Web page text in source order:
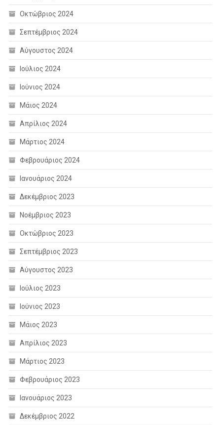
Οκτώβριος 2024
Σεπτέμβριος 2024
Αύγουστος 2024
Ιούλιος 2024
Ιούνιος 2024
Μάιος 2024
Απρίλιος 2024
Μάρτιος 2024
Φεβρουάριος 2024
Ιανουάριος 2024
Δεκέμβριος 2023
Νοέμβριος 2023
Οκτώβριος 2023
Σεπτέμβριος 2023
Αύγουστος 2023
Ιούλιος 2023
Ιούνιος 2023
Μάιος 2023
Απρίλιος 2023
Μάρτιος 2023
Φεβρουάριος 2023
Ιανουάριος 2023
Δεκέμβριος 2022